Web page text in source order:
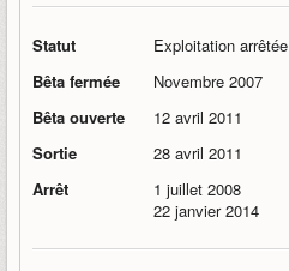
Statut
Exploitation arrêtée
Bêta fermée
Novembre 2007
Bêta ouverte
12 avril 2011
Sortie
28 avril 2011
Arrêt
1 juillet 2008
22 janvier 2014